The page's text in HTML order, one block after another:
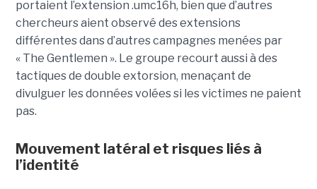
portaient l’extension .umc16h, bien que d’autres
chercheurs aient observé des extensions
différentes dans d’autres campagnes menées par
« The Gentlemen ». Le groupe recourt aussi à des
tactiques de double extorsion, menaçant de
divulguer les données volées si les victimes ne paient
pas.
Mouvement latéral et risques liés à
l’identité